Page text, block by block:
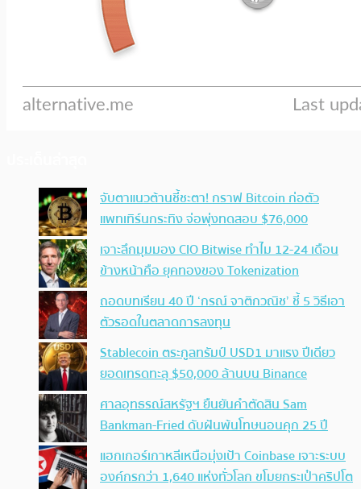
จับตาแนวต้านชี้ชะตา! กราฟ Bitcoin ก่อตัว
แพทเทิร์นกระทิง จ่อพุ่งทดสอบ $76,000
เจาะลึกมุมมอง CIO Bitwise ทำไม 12-24 เดือน
ข้างหน้าคือ ยุคทองของ Tokenization
ถอดบทเรียน 40 ปี ‘กรณ์ จาติกวณิช’ ชี้ 5 วิธีเอา
ตัวรอดในตลาดการลงทุน
Stablecoin ตระกูลทรัมป์ USD1 มาแรง ปีเดียว
ยอดเทรดทะลุ $50,000 ล้านบน Binance
ศาลอุทธรณ์สหรัฐฯ ยืนยันคำตัดสิน Sam
Bankman-Fried ดับฝันพ้นโทษนอนคุก 25 ปี
แฮกเกอร์เกาหลีเหนือมุ่งเป้า Coinbase เจาะระบบ
องค์กรกว่า 1,640 แห่งทั่วโลก ขโมยกระเป๋าคริปโต